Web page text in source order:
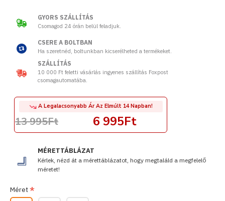
MÉRETTÁBLÁZAT
Kérlek, nézd át a mérettáblázatot, hogy megtaláld a megfelelő
méretet!
6 995Ft
A Legalacsonyabb Ár Az Elmúlt 14 Napban!
13 995Ft
Méret
GYORS SZÁLLÍTÁS
Csomagod 24 órán belül feladjuk.
CSERE A BOLTBAN
Ha szeretnéd, boltunkban kicserélheted a termékeket.
SZÁLLÍTÁS
10 000 Ft feletti vásárlás ingyenes szállítás Foxpost
csomagautomatába.